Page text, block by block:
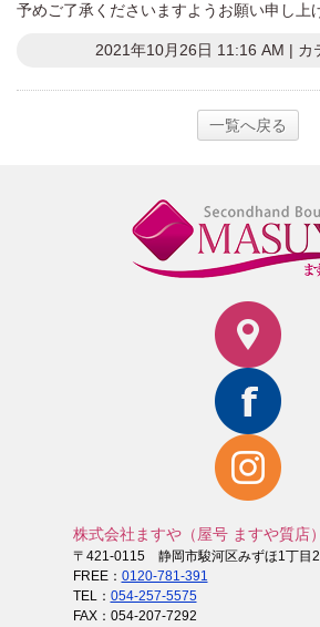
予めご了承くださいますようお願い申し上
2021年10月26日 11:16 AM | カ
一覧へ戻る
株式会社ますや（屋号 ますや質店）
〒421-0115 静岡市駿河区みずほ1丁目
FREE： 0120-781-391
TEL： 054-257-5575
FAX：054-207-7292